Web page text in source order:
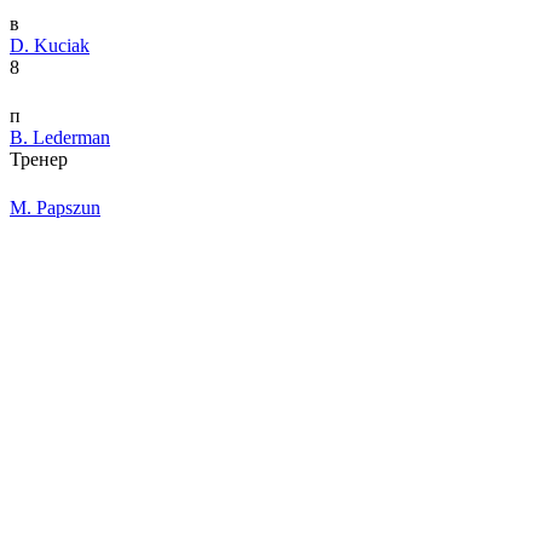
в
D. Kuciak
8
п
B. Lederman
Тренер
M. Papszun